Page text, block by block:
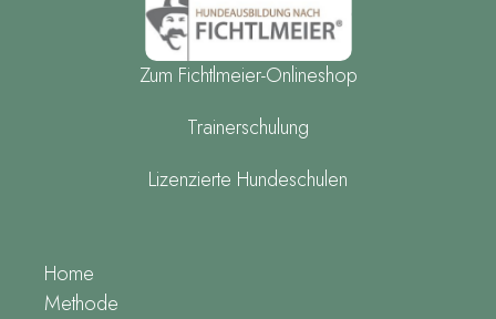
Zum Fichtlmeier-Onlineshop
Trainerschulung
Lizenzierte Hundeschulen
Home
Methode